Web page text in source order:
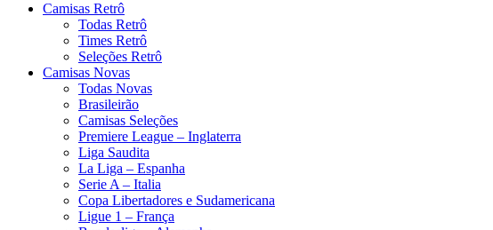
Camisas Retrô
Todas Retrô
Times Retrô
Seleções Retrô
Camisas Novas
Todas Novas
Brasileirão
Camisas Seleções
Premiere League – Inglaterra
Liga Saudita
La Liga – Espanha
Serie A – Italia
Copa Libertadores e Sudamericana
Ligue 1 – França